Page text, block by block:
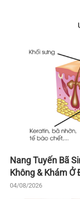
Nang Tuyến Bã
Không & Khám Ở
04/08/2026